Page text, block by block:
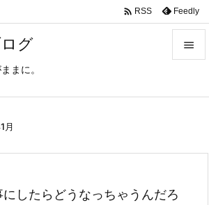
グ
まに。

 RSS Feedly
月
したらどうなっちゃうんだろ